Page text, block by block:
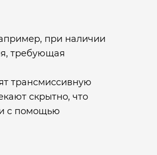
при наличии
требующая
трансмиссивную
скрытно, что
и с помощью